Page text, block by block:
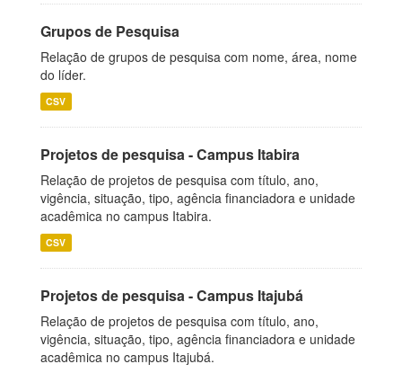
Grupos de Pesquisa
Relação de grupos de pesquisa com nome, área, nome
do líder.
CSV
Projetos de pesquisa - Campus Itabira
Relação de projetos de pesquisa com título, ano,
vigência, situação, tipo, agência financiadora e unidade
acadêmica no campus Itabira.
CSV
Projetos de pesquisa - Campus Itajubá
Relação de projetos de pesquisa com título, ano,
vigência, situação, tipo, agência financiadora e unidade
acadêmica no campus Itajubá.